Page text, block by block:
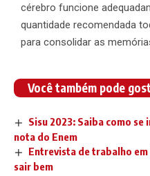
cérebro funcione
quantidade recomendada
para consolidar as
Você também pode
Sisu 2023: Saiba como
nota do Enem
Entrevista de trabalho em
sair bem